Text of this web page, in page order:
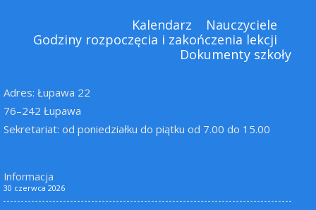
Kalendarz
Nauczyciele
Godziny rozpoczęcia i zakończenia lekcji
Dokumenty szkoły
Adres: Łupawa 22
76–242 Łupawa
Sekretariat: od poniedziałku do piątku od 7.00 do 15.00
Informacja
30 czerwca 2026